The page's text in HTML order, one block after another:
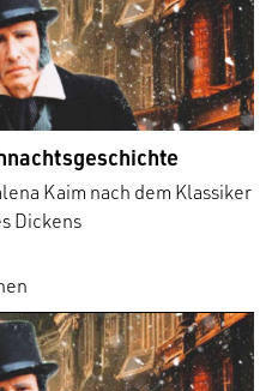
Kaim nach dem Klassiker
Dickens